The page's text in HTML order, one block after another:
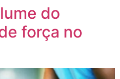
do
força no